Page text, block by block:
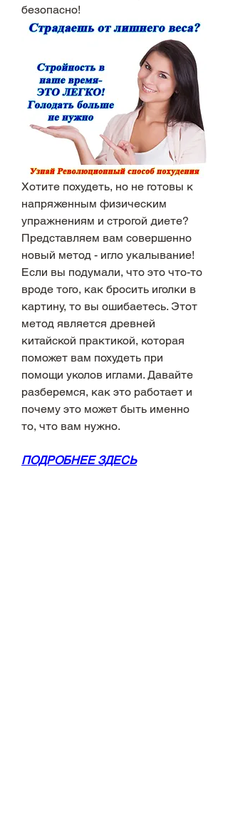
безопасно!
Хотите похудеть, но не готовы к
напряженным физическим
упражнениям и строгой диете?
Представляем вам совершенно
новый метод - игло укалывание!
Если вы подумали, что это что-то
вроде того, как бросить иголки в
картину, то вы ошибаетесь. Этот
метод является древней
китайской практикой, которая
поможет вам похудеть при
помощи уколов иглами. Давайте
разберемся, как это работает и
почему это может быть именно
то, что вам нужно.
ПОДРОБНЕЕ ЗДЕСЬ